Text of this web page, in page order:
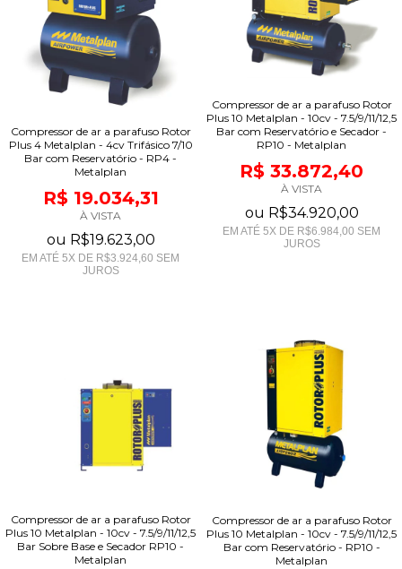
Compressor de ar a parafuso Rotor
Plus 4 Metalplan - 4cv Trifásico 7/10
Bar com Reservatório - RP4 -
Metalplan
R$ 19.034,31
À VISTA
ou R$19.623,00
EM ATÉ 5X DE R$3.924,60 SEM
JUROS
Compressor de ar a parafuso Rotor
Plus 10 Metalplan - 10cv - 7.5/9/11/12,5
Bar com Reservatório e Secador -
RP10 - Metalplan
R$ 33.872,40
À VISTA
ou R$34.920,00
EM ATÉ 5X DE R$6.984,00 SEM
JUROS
Compressor de ar a parafuso Rotor
Plus 10 Metalplan - 10cv - 7.5/9/11/12,5
Bar Sobre Base e Secador RP10 -
Metalplan
Compressor de ar a parafuso Rotor
Plus 10 Metalplan - 10cv - 7.5/9/11/12,5
Bar com Reservatório - RP10 -
Metalplan